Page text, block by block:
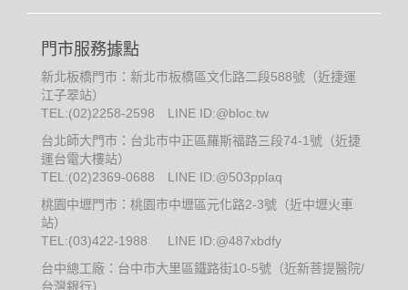
門市服務據點
新北板橋門市：新北市板橋區文化路二段588號（近捷運
江子翠站）
TEL:(02)2258-2598
LINE ID:@bloc.tw
台北師大門市：台北市中正區羅斯福路三段74-1號（近捷
運台電大樓站）
TEL:(02)2369-0688
LINE ID:@503pplaq
桃園中壢門市：桃園市中壢區元化路2-3號（近中壢火車
站）
TEL:(03)422-1988
LINE ID:@487xbdfy
台中總工廠：台中市大里區鐵路街10-5號（近新菩提醫院/
台灣銀行）